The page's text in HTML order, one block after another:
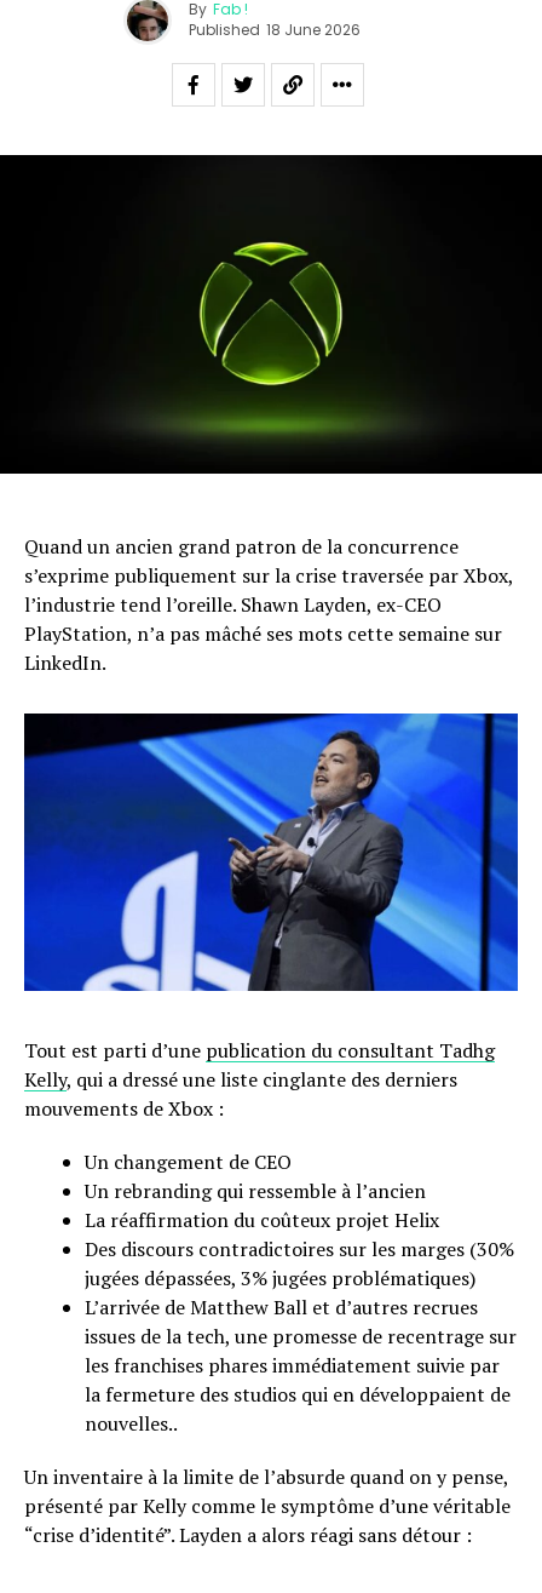
By Fab !
Published 18 June 2026
Quand un ancien grand patron de la concurrence
s’exprime publiquement sur la crise traversée par Xbox,
l’industrie tend l’oreille. Shawn Layden, ex-CEO
PlayStation, n’a pas mâché ses mots cette semaine sur
LinkedIn.
Tout est parti d’une publication du consultant Tadhg
Kelly, qui a dressé une liste cinglante des derniers
mouvements de Xbox :
Un changement de CEO
Un rebranding qui ressemble à l’ancien
La réaffirmation du coûteux projet Helix
Des discours contradictoires sur les marges (30%
jugées dépassées, 3% jugées problématiques)
L’arrivée de Matthew Ball et d’autres recrues
issues de la tech, une promesse de recentrage sur
les franchises phares immédiatement suivie par
la fermeture des studios qui en développaient de
nouvelles..
Un inventaire à la limite de l’absurde quand on y pense,
présenté par Kelly comme le symptôme d’une véritable
“crise d’identité”. Layden a alors réagi sans détour :